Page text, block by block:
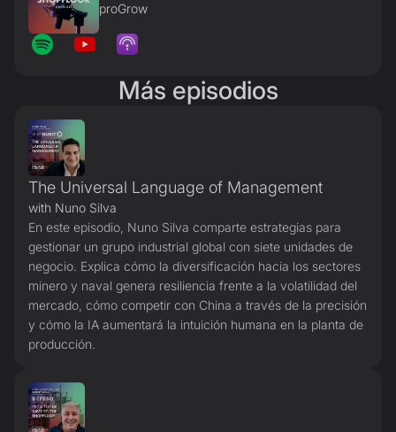
proGrow
Más episodios
The Universal Language of Management
with Nuno Silva
En este episodio, Nuno Silva comparte estrategias para
gestionar un grupo industrial global con siete unidades de
negocio. Explica cómo la diversificación hacia los sectores
minero y naval genera resiliencia frente a la volatilidad del
mercado, cómo competir con China a través de la precisión
y cómo la IA aumentará la intuición humana en la planta de
producción.